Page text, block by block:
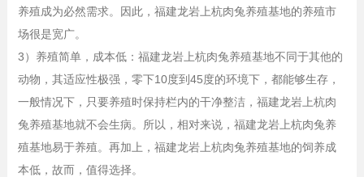
养殖成为必然需求。因此，福建龙岩上杭肉兔养殖基地的养殖市
场很是宽广。
3）养殖简单，成本低：福建龙岩上杭肉兔养殖基地不同于其他的
动物，其适应性极强，零下10度到45度的环境下，都能够生存，
一般情况下，只要养殖时保持栏内的干净整洁，福建龙岩上杭肉
兔养殖基地就不会生病。所以，相对来说，福建龙岩上杭肉兔养
殖基地易于养殖。再加上，福建龙岩上杭肉兔养殖基地的饲养成
本低，故而，值得选择。